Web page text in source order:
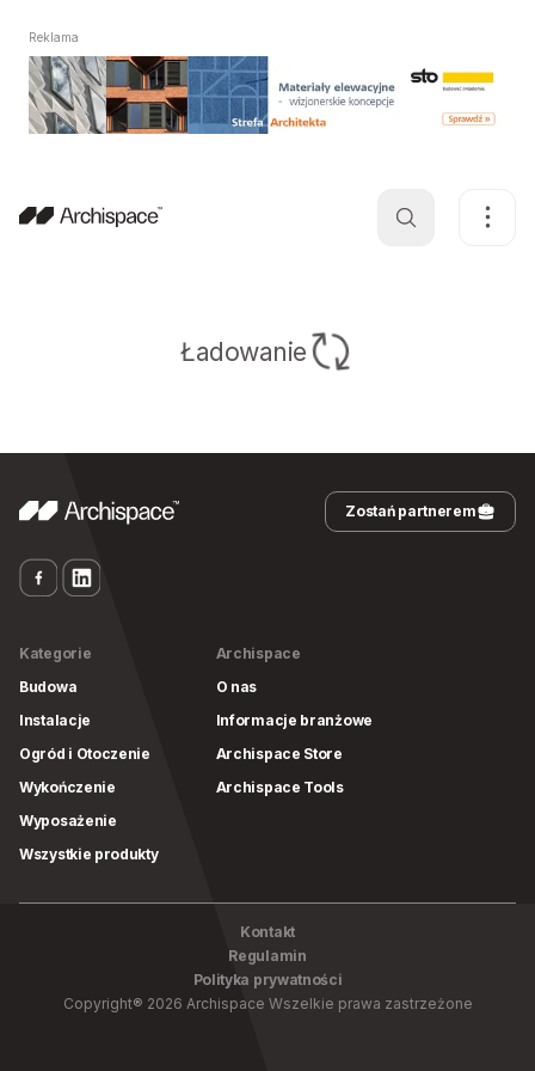
Reklama
Ładowanie
Zostań partnerem
Kategorie
Budowa
Instalacje
Ogród i Otoczenie
Wykończenie
Wyposażenie
Wszystkie produkty
Archispace
O nas
Informacje branżowe
Archispace Store
Archispace Tools
Kontakt
Regulamin
Polityka prywatności
Copyright® 2026 Archispace Wszelkie prawa zastrzeżone